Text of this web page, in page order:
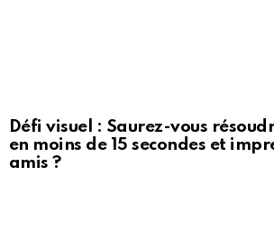
Défi visuel : Saurez-vous
en moins de 15 secondes et
amis ?